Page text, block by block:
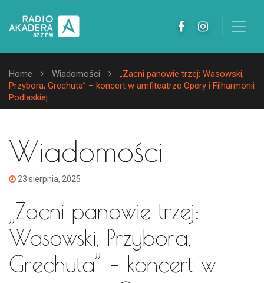
Home Wiadomości
„Zacni panowie trzej: Wasowski,
Przybora, Grechuta” – koncert w amfiteatrze Opery i Filharmonii
Podlaskiej
Wiadomości
23 sierpnia, 2025
„Zacni panowie trzej:
Wasowski, Przybora,
Grechuta” – koncert w